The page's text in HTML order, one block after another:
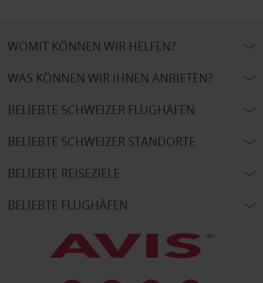
WOMIT KÖNNEN WIR HELFEN?
WAS KÖNNEN WIR IHNEN ANBIETEN?
BELIEBTE SCHWEIZER FLUGHÄFEN
BELIEBTE SCHWEIZER STANDORTE
BELIEBTE REISEZIELE
BELIEBTE FLUGHÄFEN